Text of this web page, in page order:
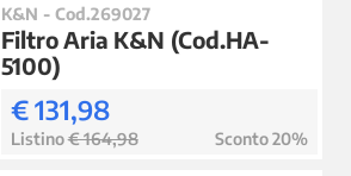
K&N - Cod.269027
Filtro Aria K&N (Cod.HA-
5100)
€ 131,98
Listino€ 164,98 Sconto 20%